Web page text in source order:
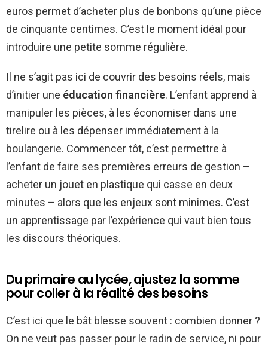
euros permet d’acheter plus de bonbons qu’une pièce
de cinquante centimes. C’est le moment idéal pour
introduire une petite somme régulière.
Il ne s’agit pas ici de couvrir des besoins réels, mais
d’initier une éducation financière. L’enfant apprend à
manipuler les pièces, à les économiser dans une
tirelire ou à les dépenser immédiatement à la
boulangerie. Commencer tôt, c’est permettre à
l’enfant de faire ses premières erreurs de gestion –
acheter un jouet en plastique qui casse en deux
minutes – alors que les enjeux sont minimes. C’est
un apprentissage par l’expérience qui vaut bien tous
les discours théoriques.
Du primaire au lycée, ajustez la somme
pour coller à la réalité des besoins
C’est ici que le bât blesse souvent : combien donner ?
On ne veut pas passer pour le radin de service, ni pour